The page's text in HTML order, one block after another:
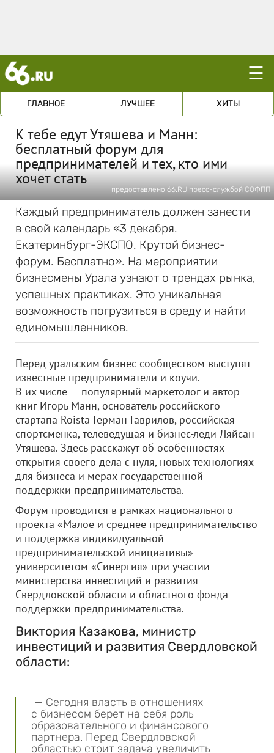
☰
ГЛАВНОЕ ЛУЧШЕЕ ХИТЫ
К тебе едут Утяшева и Манн:
бесплатный форум для
предпринимателей и тех, кто ими
хочет стать
предоставлено 66.RU пресс-службой СОФПП
Каждый предприниматель должен занести
в свой календарь «3 декабря.
Екатеринбург-ЭКСПО. Крутой бизнес-
форум. Бесплатно». На мероприятии
бизнесмены Урала узнают о трендах рынка,
успешных практиках. Это уникальная
возможность погрузиться в среду и найти
единомышленников.
Перед уральским бизнес-сообществом выступят
известные предприниматели и коучи.
В их числе — популярный маркетолог и автор
книг Игорь Манн, основатель российского
стартапа Roista Герман Гаврилов, российская
спортсменка, телеведущая и бизнес-леди Ляйсан
Утяшева. Здесь расскажут об особенностях
открытия своего дела с нуля, новых технологиях
для бизнеса и мерах государственной
поддержки предпринимательства.
Форум проводится в рамках национального
проекта «Малое и среднее предпринимательство
и поддержка индивидуальной
предпринимательской инициативы»
университетом «Синергия» при участии
министерства инвестиций и развития
Свердловской области и областного фонда
поддержки предпринимательства.
Виктория Казакова, министр
инвестиций и развития Свердловской
области:
— Сегодня власть в отношениях
с бизнесом берет на себя роль
образовательного и финансового
партнера. Перед Свердловской
областью стоит задача увеличить